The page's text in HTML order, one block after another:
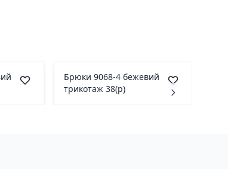
Брюки 9068-4 бежевий
трикотаж 38(р)